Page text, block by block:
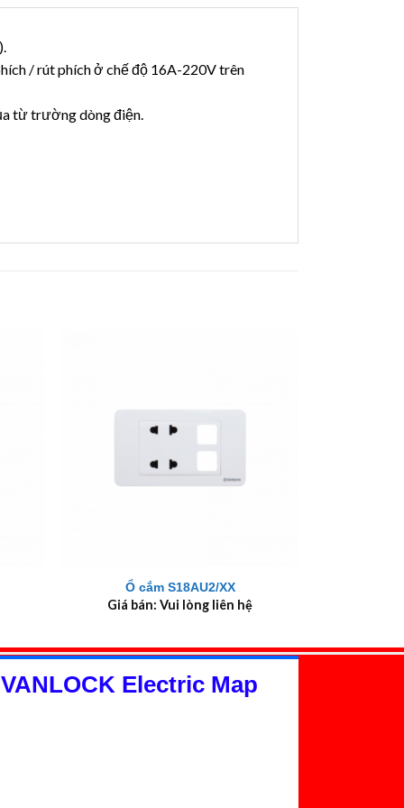
/ rút phích ở chế độ 16A-220V trên
từ trường dòng điện.
Ổ cắm S18AU2/XX
Giá bán: Vui lòng liên hệ
Electric Map